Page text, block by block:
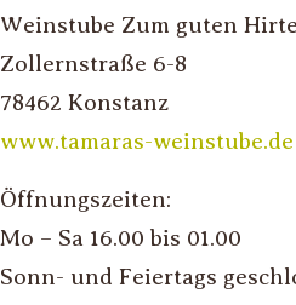
Weinstube Zum guten
Zollernstraße 6-8
78462 Konstanz
www.tamaras-weinstube.de
Öffnungszeiten:
Mo – Sa 16.00 bis 01.00
Sonn- und Feiertags